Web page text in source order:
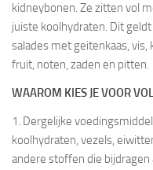
kidneybonen. Ze zitten vol
juiste koolhydraten. Dit
salades met geitenkaas,
fruit, noten, zaden en pitten.
WAAROM KIES JE VOOR
1. Dergelijke
koolhydraten, vezels,
andere stoffen die bijdragen